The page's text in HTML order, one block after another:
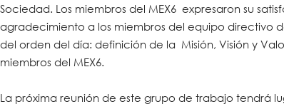
Sociedad. Los miembros del MEX6 expresaron su
agradecimiento a los miembros del equipo directivo
del orden del día: definición de la Misión, Visión y
miembros del MEX6.
La próxima reunión de este grupo de trabajo tendrá